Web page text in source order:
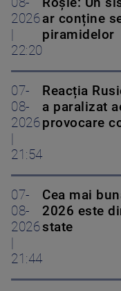
2026
22:20
ar conține
piramidelor
07-
08-
2026
21:54
Reacția
a paralizat
provocare
07-
08-
2026
21:44
Cea mai
2026 este
state